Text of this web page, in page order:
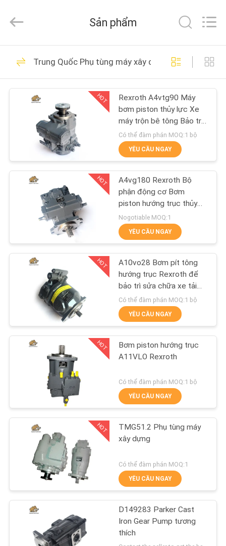
TRANG
CHỦ
PHẨM
VỀ
CHÚNG
QUAN
SOÁT
LƯỢNG
LIÊN
HỆ
CHÚNG
TIN
TỨC
Elephant
All
Reserved.
Phụ tùng bơm
piston thủy lực
528
Bộ phận bơm cánh
gạt thủy lực
27
Phụ tùng máy xây
dựng
706
Bơm máy kéo thủy
lực
81
Bơm piston thủy lực
276
Sản phẩm
Trung Quốc Phụ tùng máy xây dựng
HOT
Rexroth A4vtg90 Máy
bơm piston thủy lực Xe
máy trộn bê tông Bảo trì
Sửa chữa Cải tạo phụ
tùng
Có thể đàm phán MOQ:1 bộ
YÊU CẦU NGAY
HOT
A4vg180 Rexroth Bộ
phận động cơ Bơm
piston hướng trục thủy
lực để trộn trống
Nogotiable MOQ:1
YÊU CẦU NGAY
HOT
A10vo28 Bơm pít tông
hướng trục Rexroth để
bảo trì sửa chữa xe tải
bê tông
Có thể đàm phán MOQ:1 bộ
YÊU CẦU NGAY
HOT
Bơm piston hướng trục
A11VLO Rexroth
Có thể đàm phán MOQ:1 bộ
YÊU CẦU NGAY
HOT
TMG51.2 Phụ tùng máy
xây dựng
Có thể đàm phán MOQ:1
YÊU CẦU NGAY
D149283 Parker Cast
Iron Gear Pump tương
thích